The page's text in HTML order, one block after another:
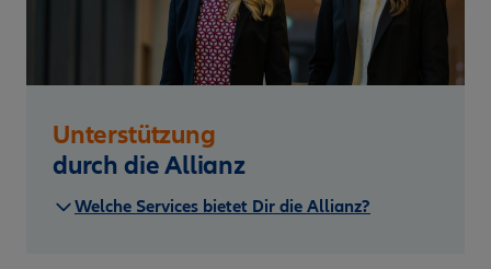
Unterstützung
durch die Allianz
Welche Services bietet Dir die Allianz?